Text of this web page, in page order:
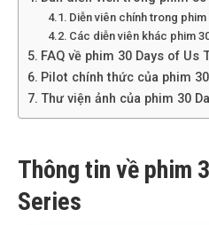
Diễn viên chính trong
Các diễn viên khác phim
FAQ về phim 30 Days of Us
Pilot chính thức của phim
Thư viện ảnh của phim 30
Thông tin về phim
Series